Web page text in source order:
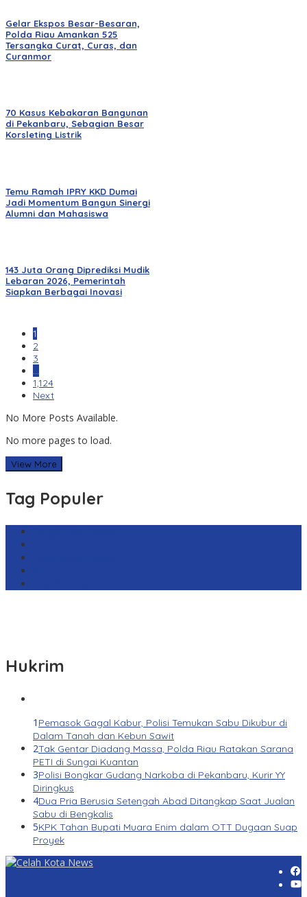
Gelar Ekspos Besar-Besaran,
Polda Riau Amankan 525
Tersangka Curat, Curas, dan
Curanmor
70 Kasus Kebakaran Bangunan
di Pekanbaru, Sebagian Besar
Korsleting Listrik
Temu Ramah IPRY KKD Dumai
Jadi Momentum Bangun Sinergi
Alumni dan Mahasiswa
143 Juta Orang Diprediksi Mudik
Lebaran 2026, Pemerintah
Siapkan Berbagai Inovasi
1
2
3
…
1,124
Next
No More Posts Available.
No more pages to load.
View More
Tag Populer
Hukrim
1 Pemasok Gagal Kabur, Polisi Temukan Sabu Dikubur di
Dalam Tanah dan Kebun Sawit
2Tak Gentar Diadang Massa, Polda Riau Ratakan Sarana
PETI di Sungai Kuantan
3Polisi Bongkar Gudang Narkoba di Pekanbaru, Kurir YY
Diringkus
4Dua Pria Berusia Setengah Abad Ditangkap Saat Jualan
Sabu di Bengkalis
5KPK Tahan Bupati Muara Enim dalam OTT Dugaan Suap
Proyek